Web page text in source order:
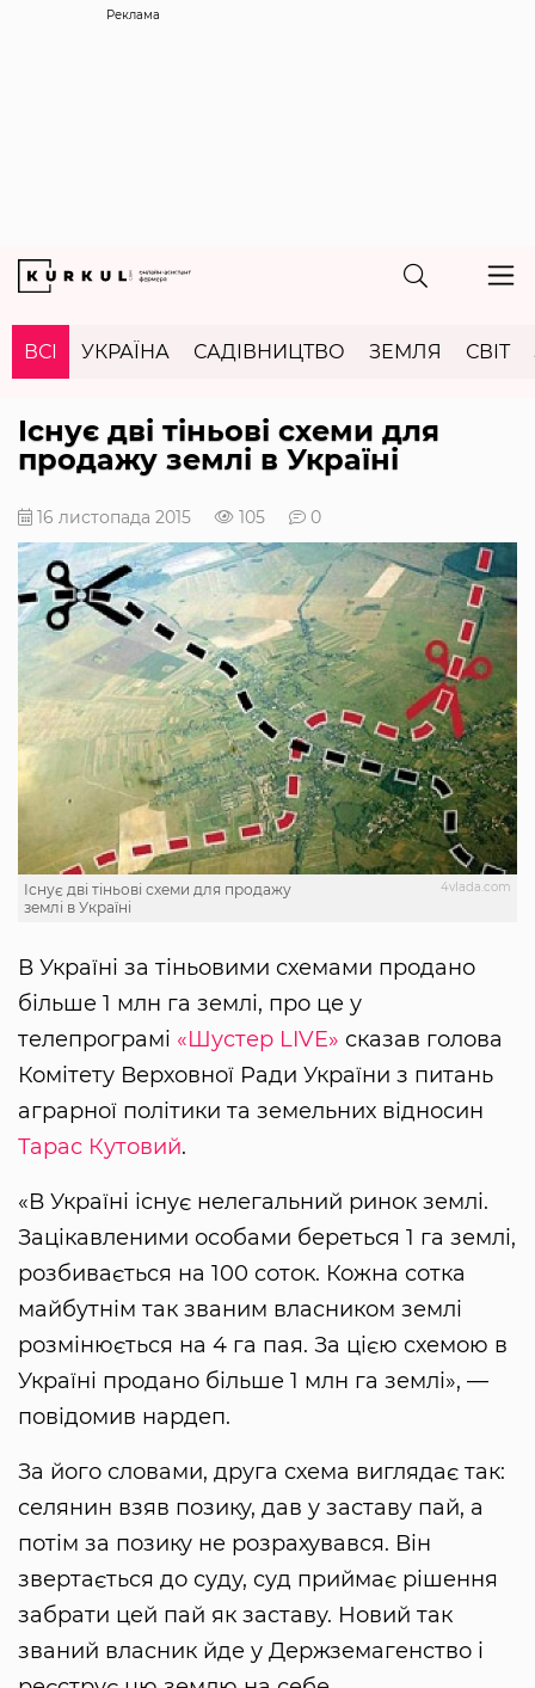
Реклама
ВСІ УКРАЇНА САДІВНИЦТВО ЗЕМЛЯ СВІТ
Існує дві тіньові схеми для
продажу землі в Україні
16 листопада 2015 105 0
4vlada.com
Існує дві тіньові схеми для продажу
землі в Україні
В Україні за тіньовими схемами продано
більше 1 млн га землі, про це у
телепрограмі «Шустер LIVE» сказав голова
Комітету Верховної Ради України з питань
аграрної політики та земельних відносин
Тарас Кутовий.
«В Україні існує нелегальний ринок землі.
Зацікавленими особами береться 1 га землі,
розбивається на 100 соток. Кожна сотка
майбутнім так званим власником землі
розмінюється на 4 га пая. За цією схемою в
Україні продано більше 1 млн га землі», —
повідомив нардеп.
За його словами, друга схема виглядає так:
селянин взяв позику, дав у заставу пай, а
потім за позику не розрахувався. Він
звертається до суду, суд приймає рішення
забрати цей пай як заставу. Новий так
званий власник йде у Держземагенство і